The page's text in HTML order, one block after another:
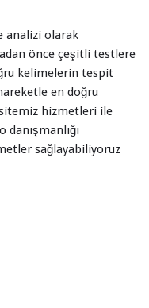
analizi olarak
önce çeşitli testlere
kelimelerin tespit
en doğru
sitemiz hizmetleri ile
sağlayabiliyoruz